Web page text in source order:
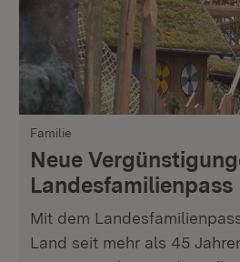
Familie
Neue
Landesfamilienpass
Mit dem
Land seit mehr als 45